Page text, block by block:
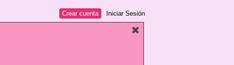
Iniciar Sesión
Crear cuenta